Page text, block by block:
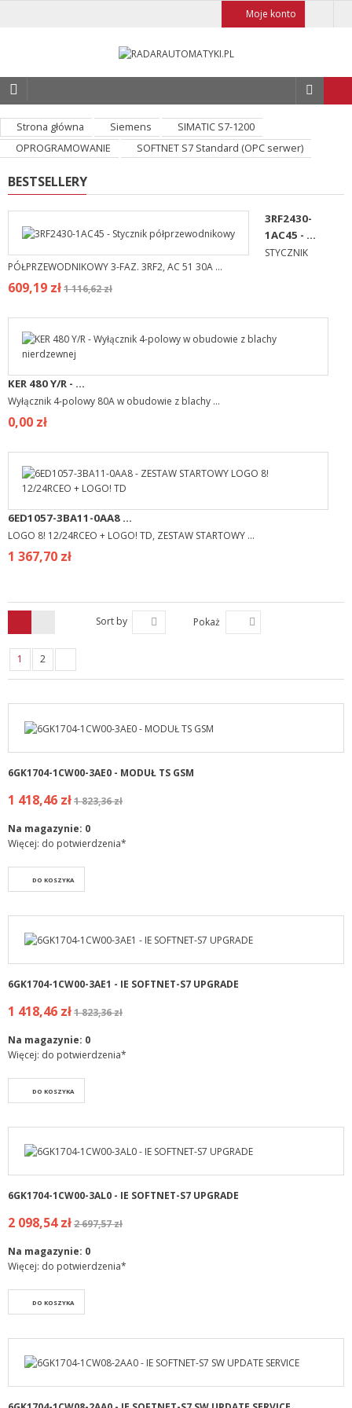
Moje konto
Strona główna Siemens
SIMATIC S7-1200
OPROGRAMOWANIE
SOFTNET S7 Standard (OPC serwer)
BESTSELLERY
3RF2430-
1AC45 - ...
STYCZNIK
PÓŁPRZEWODNIKOWY 3-FAZ. 3RF2, AC 51 30A ...
609,19 zł1 116,62 zł
KER 480 Y/R - ...
Wyłącznik 4-polowy 80A w obudowie z blachy ...
0,00 zł
6ED1057-3BA11-0AA8 ...
LOGO 8! 12/24RCEO + LOGO! TD, ZESTAW STARTOWY ...
1 367,70 zł
Sort by Pokaż
1 2
6GK1704-1CW00-3AE0 - MODUŁ TS GSM
1 418,46 zł1 823,36 zł
Na magazynie: 0
Więcej: do potwierdzenia*
DO KOSZYKA
6GK1704-1CW00-3AE1 - IE SOFTNET-S7 UPGRADE
1 418,46 zł1 823,36 zł
Na magazynie: 0
Więcej: do potwierdzenia*
DO KOSZYKA
6GK1704-1CW00-3AL0 - IE SOFTNET-S7 UPGRADE
2 098,54 zł2 697,57 zł
Na magazynie: 0
Więcej: do potwierdzenia*
DO KOSZYKA